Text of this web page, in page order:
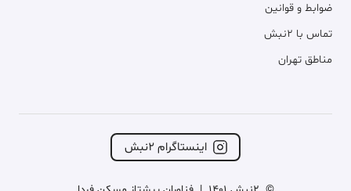
ضوابط و قوانین
تماس با ۲نبش
مناطق تهران
اینستاگرام ۲نبش